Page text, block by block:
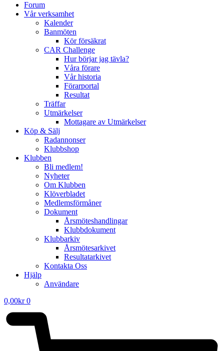
Forum
Vår verksamhet
Kalender
Banmöten
Kör försäkrat
CAR Challenge
Hur börjar jag tävla?
Våra förare
Vår historia
Förarportal
Resultat
Träffar
Utmärkelser
Mottagare av Utmärkelser
Köp & Sälj
Radannonser
Klubbshop
Klubben
Bli medlem!
Nyheter
Om Klubben
Klöverbladet
Medlemsförmåner
Dokument
Årsmöteshandlingar
Klubbdokument
Klubbarkiv
Årsmötesarkivet
Resultatarkivet
Kontakta Oss
Hjälp
Användare
0,00kr 0